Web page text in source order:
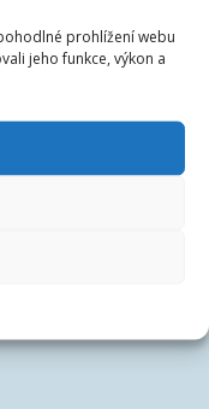
prohlížení webu
jeho funkce, výkon a
Praha